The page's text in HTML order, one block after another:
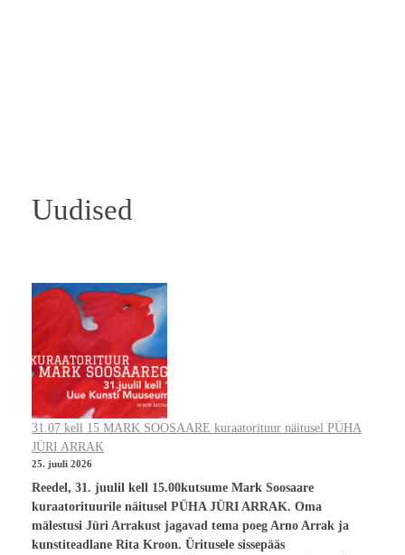
Uudised
31.07 kell 15 MARK SOOSAARE kuraatorituur näitusel PÜHA
JÜRI ARRAK
25. juuli 2026
Reedel, 31. juulil kell 15.00kutsume Mark Soosaare
kuraatorituurile näitusel PÜHA JÜRI ARRAK. Oma
mälestusi Jüri Arrakust jagavad tema poeg Arno Arrak ja
kunstiteadlane Rita Kroon. Üritusele sissepääs